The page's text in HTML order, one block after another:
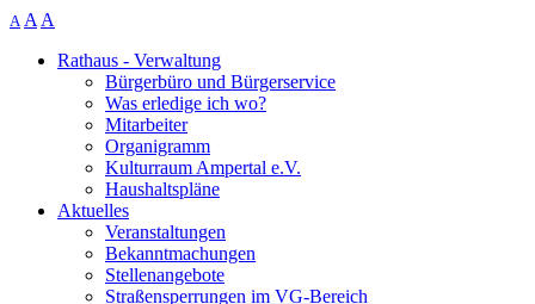
A A A
Rathaus - Verwaltung
Bürgerbüro und Bürgerservice
Was erledige ich wo?
Mitarbeiter
Organigramm
Kulturraum Ampertal e.V.
Haushaltspläne
Aktuelles
Veranstaltungen
Bekanntmachungen
Stellenangebote
Straßensperrungen im VG-Bereich